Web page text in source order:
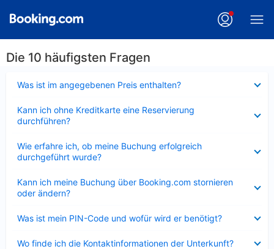
Die 10 häufigsten Fragen
Was ist im angegebenen Preis enthalten?
Kann ich ohne Kreditkarte eine Reservierung
durchführen?
Wie erfahre ich, ob meine Buchung erfolgreich
durchgeführt wurde?
Kann ich meine Buchung über Booking.com stornieren
oder ändern?
Was ist mein PIN-Code und wofür wird er benötigt?
Wo finde ich die Kontaktinformationen der Unterkunft?